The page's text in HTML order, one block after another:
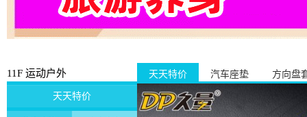
11F 运动户外 天天特价 汽车座垫 方向盘
天天特价